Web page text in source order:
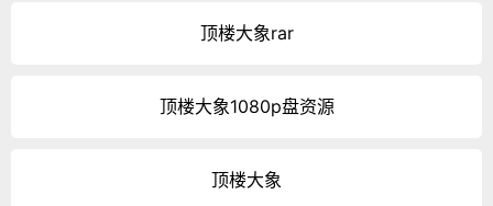
顶楼大象rar
顶楼大象1080p盘资源
顶楼大象